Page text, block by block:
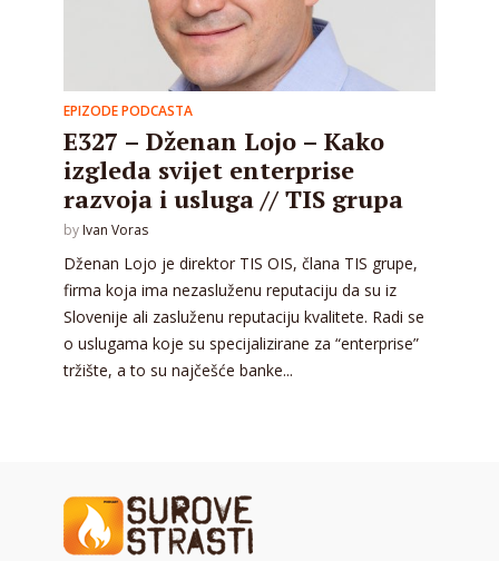
EPIZODE PODCASTA
E327 – Dženan Lojo – Kako
izgleda svijet enterprise
razvoja i usluga // TIS grupa
by Ivan Voras
Dženan Lojo je direktor TIS OIS, člana TIS grupe,
firma koja ima nezasluženu reputaciju da su iz
Slovenije ali zasluženu reputaciju kvalitete. Radi se
o uslugama koje su specijalizirane za “enterprise”
tržište, a to su najčešće banke...